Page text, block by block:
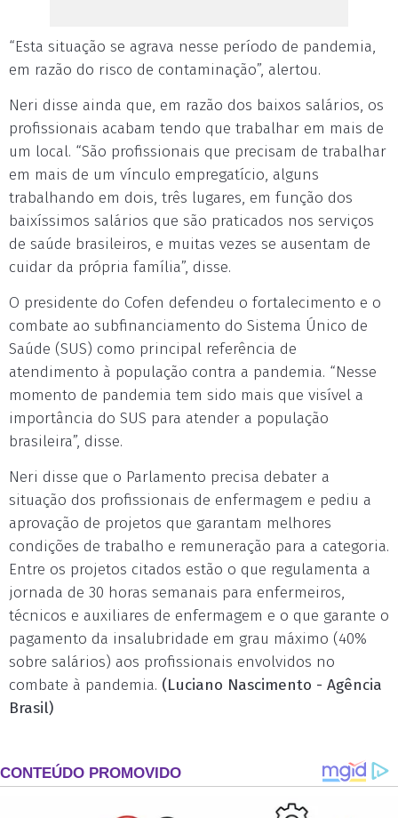
“Esta situação se agrava nesse período de pandemia,
em razão do risco de contaminação”, alertou.
Neri disse ainda que, em razão dos baixos salários, os
profissionais acabam tendo que trabalhar em mais de
um local. “São profissionais que precisam de trabalhar
em mais de um vínculo empregatício, alguns
trabalhando em dois, três lugares, em função dos
baixíssimos salários que são praticados nos serviços
de saúde brasileiros, e muitas vezes se ausentam de
cuidar da própria família”, disse.
O presidente do Cofen defendeu o fortalecimento e o
combate ao subfinanciamento do Sistema Único de
Saúde (SUS) como principal referência de
atendimento à população contra a pandemia. “Nesse
momento de pandemia tem sido mais que visível a
importância do SUS para atender a população
brasileira”, disse.
Neri disse que o Parlamento precisa debater a
situação dos profissionais de enfermagem e pediu a
aprovação de projetos que garantam melhores
condições de trabalho e remuneração para a categoria.
Entre os projetos citados estão o que regulamenta a
jornada de 30 horas semanais para enfermeiros,
técnicos e auxiliares de enfermagem e o que garante o
pagamento da insalubridade em grau máximo (40%
sobre salários) aos profissionais envolvidos no
combate à pandemia. (Luciano Nascimento - Agência
Brasil)